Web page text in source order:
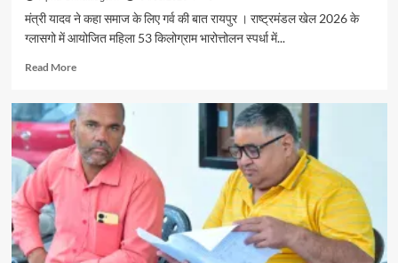
से
रामलला
के
दर्शन
के
लिए
रवाना
मंत्री यादव ने कहा समाज के लिए गर्व की बात रायपुर । राष्ट्रमंडल खेल 2026 के
ग्लासगो में आयोजित महिला 53 किलोग्राम भारोत्तोलन स्पर्धा में...
Read MoreRead
रजत
पदक
विजेता
ज्ञानेश्वरी
यादव
मंत्री
गजेंद्र